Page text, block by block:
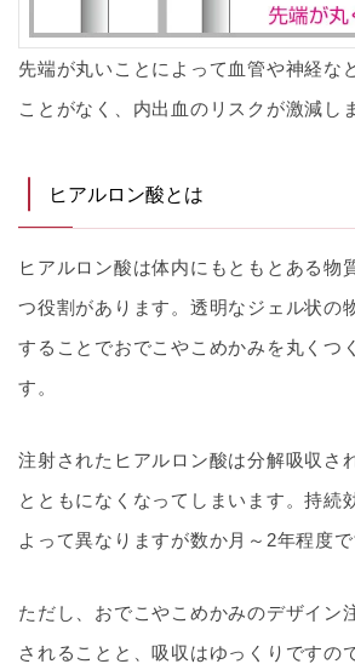
先端が丸いことによって血管や神経な
ことがなく、内出血のリスクが激減し
ヒアルロン酸とは
ヒアルロン酸は体内にもともとある物
つ役割があります。透明なジェル状の
することでおでこやこめかみを丸くつ
す。
注射されたヒアルロン酸は分解吸収さ
とともになくなってしまいます。持続
よって異なりますが数か月～2年程度で
ただし、おでこやこめかみのデザイン
されることと、吸収はゆっくりですの